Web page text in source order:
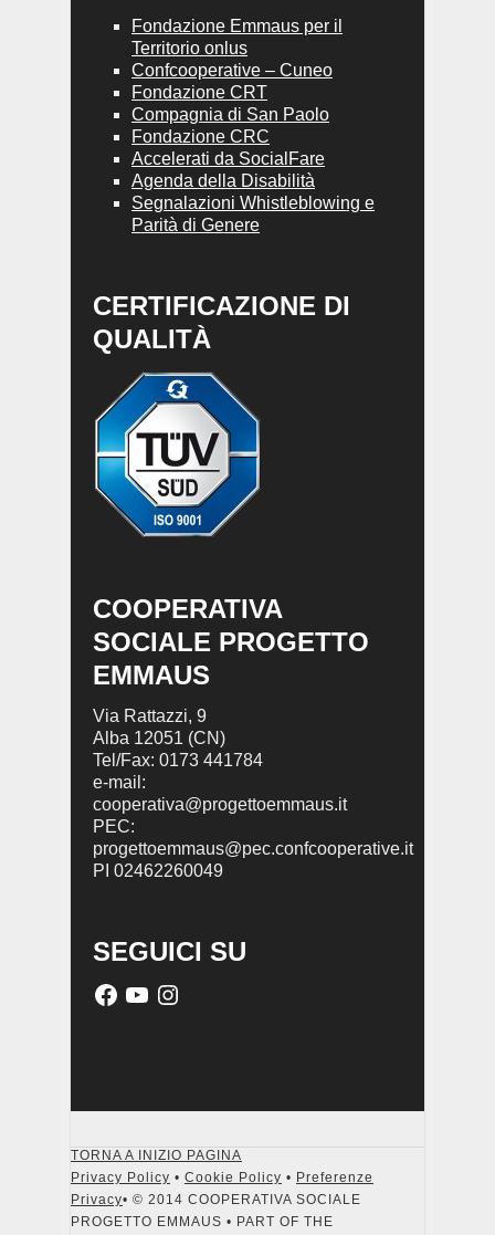
Fondazione Emmaus per il
Territorio onlus
Confcooperative – Cuneo
Fondazione CRT
Compagnia di San Paolo
Fondazione CRC
Accelerati da SocialFare
Agenda della Disabilità
Segnalazioni Whistleblowing e
Parità di Genere
CERTIFICAZIONE DI
QUALITÀ
COOPERATIVA
SOCIALE PROGETTO
EMMAUS
Via Rattazzi, 9
Alba 12051 (CN)
Tel/Fax: 0173 441784
e-mail:
cooperativa@progettoemmaus.it
PEC:
progettoemmaus@pec.confcooperative.it
PI 02462260049
SEGUICI SU
TORNA A INIZIO PAGINA
Privacy Policy • Cookie Policy • Preferenze
Privacy• © 2014 COOPERATIVA SOCIALE
PROGETTO EMMAUS • PART OF THE